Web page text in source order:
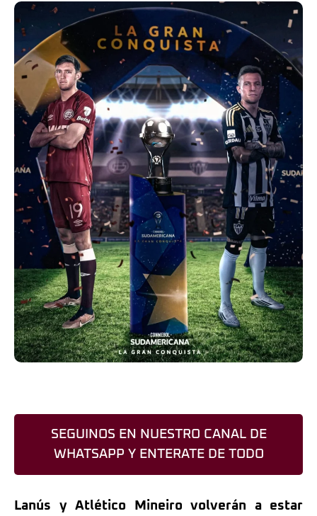
SEGUINOS EN NUESTRO CANAL DE
WHATSAPP Y ENTERATE DE TODO
Lanús y Atlético Mineiro volverán a estar